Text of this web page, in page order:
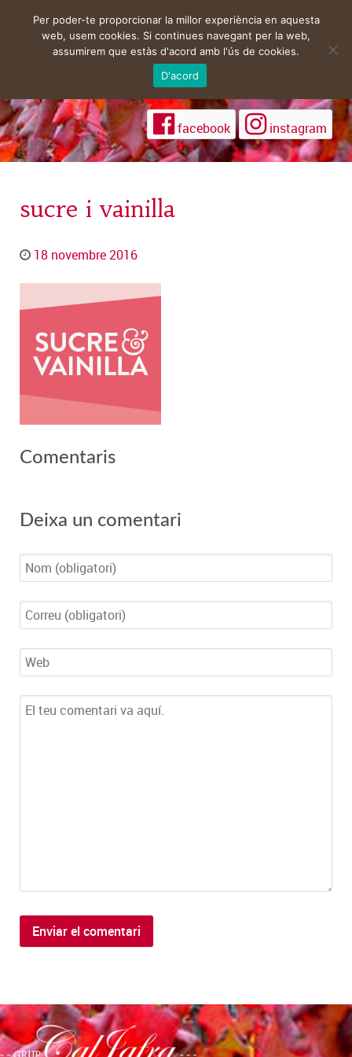
facebook instagram
sucre i vainilla
18 novembre 2016
Comentaris
Deixa un comentari
Per poder-te proporcionar la millor experiència en aquesta
web, usem cookies. Si continues navegant per la web,
assumirem que estàs d'acord amb l'ús de cookies.
D'acord